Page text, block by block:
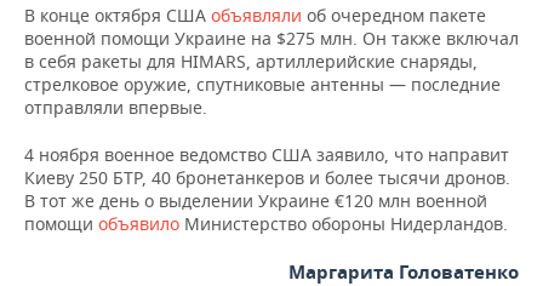
НЕФТЬ
ОПК
ЭНЕРГЕТИКА
ТРАНСПОРТ
УСЛУГИ
IT
МЕДИА
ТЕЛЕКОММУНИКАЦИИ
НОВОСТИ МЕРОПРИЯТИЙ
ВЫЕЗДНАЯ РЕДАКЦИЯ
БИЗНЕС-БРАНЧИ
ONLINE-КОНФЕРЕНЦИИ
СПОРТ
НОВОСТИ СПОРТА
ФУТБОЛ
ХОККЕЙ
ОБЩЕСТВО
НОВОСТИ ОБЩЕСТВА
ВЛАСТЬ
ФОТОГАЛЕРЕЯ
СЮЖЕТЫ
В конце октября США объявляли об очередном пакете
военной помощи Украине на $275 млн. Он также включал
в себя ракеты для HIMARS, артиллерийские снаряды,
стрелковое оружие, спутниковые антенны — последние
отправляли впервые.
4 ноября военное ведомство США заявило, что направит
Киеву 250 БТР, 40 бронетанкеров и более тысячи дронов.
В тот же день о выделении Украине €120 млн военной
помощи объявило Министерство обороны Нидерландов.
Маргарита Головатенко